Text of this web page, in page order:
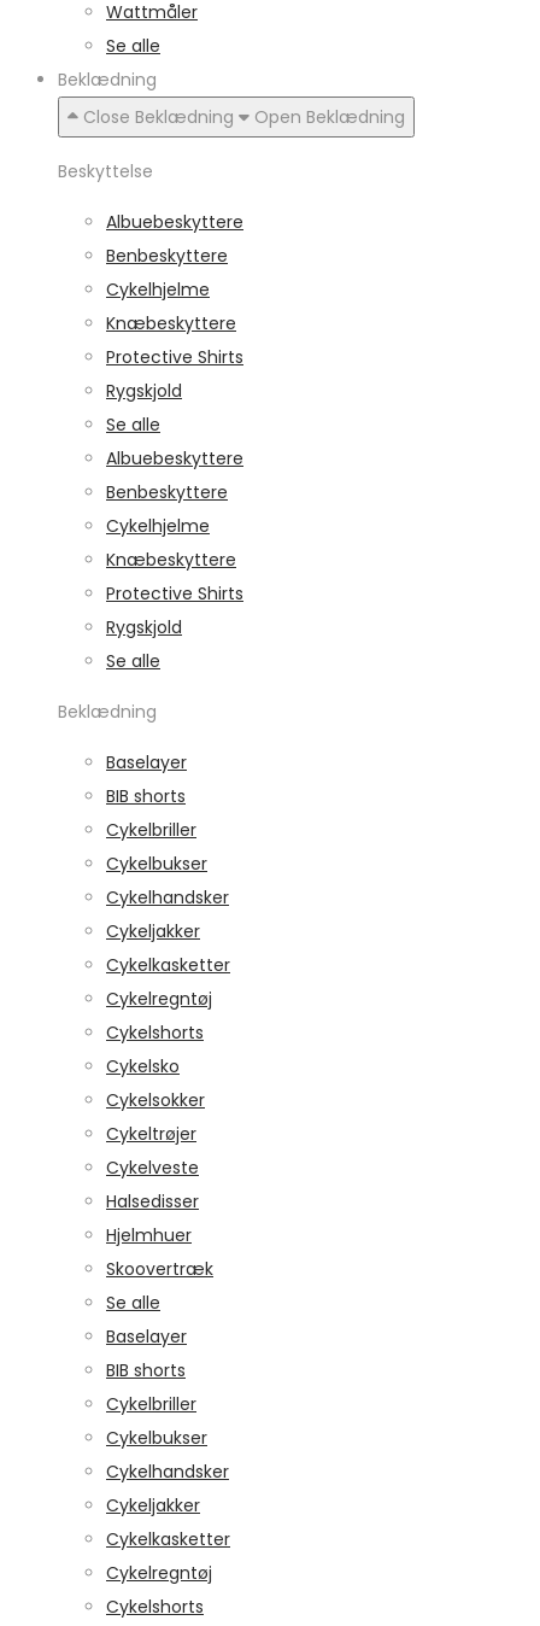
Wattmåler
Se alle
Beklædning
Close Beklædning
Open Beklædning
Beskyttelse
Albuebeskyttere
Benbeskyttere
Cykelhjelme
Knæbeskyttere
Protective Shirts
Rygskjold
Se alle
Albuebeskyttere
Benbeskyttere
Cykelhjelme
Knæbeskyttere
Protective Shirts
Rygskjold
Se alle
Beklædning
Baselayer
BIB shorts
Cykelbriller
Cykelbukser
Cykelhandsker
Cykeljakker
Cykelkasketter
Cykelregntøj
Cykelshorts
Cykelsko
Cykelsokker
Cykeltrøjer
Cykelveste
Halsedisser
Hjelmhuer
Skoovertræk
Se alle
Baselayer
BIB shorts
Cykelbriller
Cykelbukser
Cykelhandsker
Cykeljakker
Cykelkasketter
Cykelregntøj
Cykelshorts